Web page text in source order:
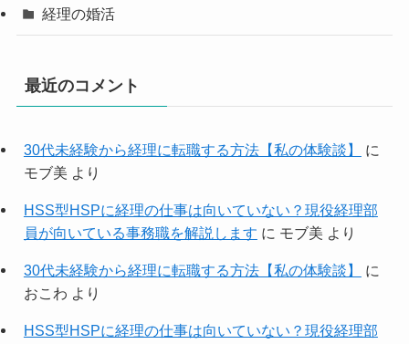
経理の婚活
最近のコメント
30代未経験から経理に転職する方法【私の体験談】
に
モブ美 より
HSS型HSPに経理の仕事は向いていない？現役経理部
員が向いている事務職を解説します に モブ美 より
30代未経験から経理に転職する方法【私の体験談】
に
おこわ より
HSS型HSPに経理の仕事は向いていない？現役経理部